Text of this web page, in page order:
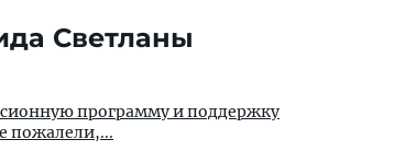
Светланы
программу и поддержку
пожалели,...